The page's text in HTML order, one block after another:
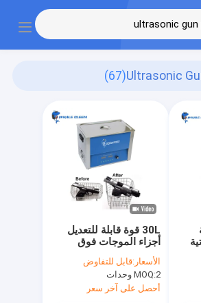
Ultrasonic
(67)
30L قوة قابلة للتعديل
أجزاء الموجات فوق
الصوتية بندقية نظيفة
نظافة سلاح ناري
الصناعية
الأسعار:قابل للتفاوض
MOQ:2 وحدات
أحصل على آخر سعر